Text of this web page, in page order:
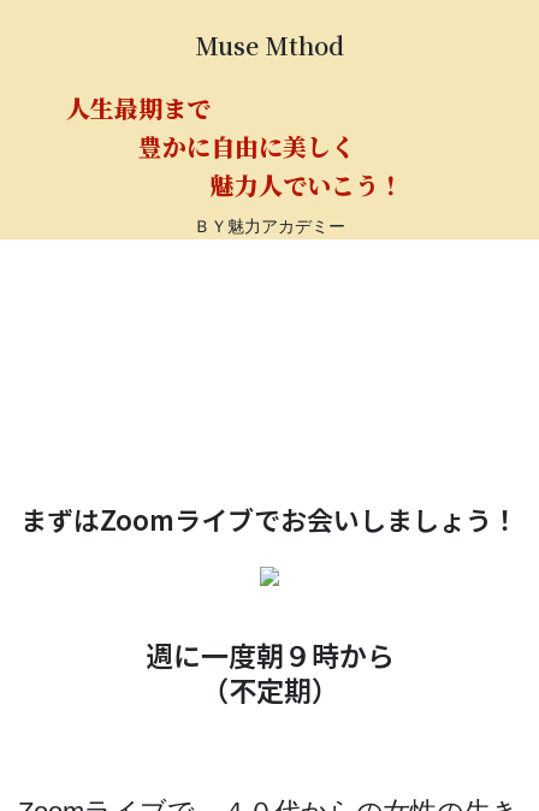
Muse Mthod
人生最期まで
豊かに自由に美しく
魅力人でいこう！
ＢＹ魅力アカデミー
まずはZoomライブでお会いしましょう！
週に一度朝９時から
（不定期）